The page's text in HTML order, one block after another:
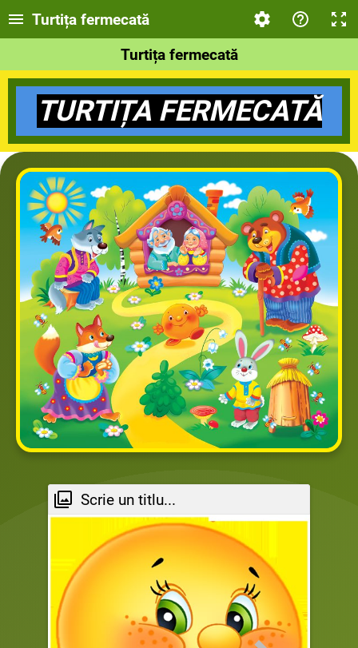
Turtița fermecată
Turtița fermecată
TURTIȚA FERMECATĂ
Scrie un titlu...